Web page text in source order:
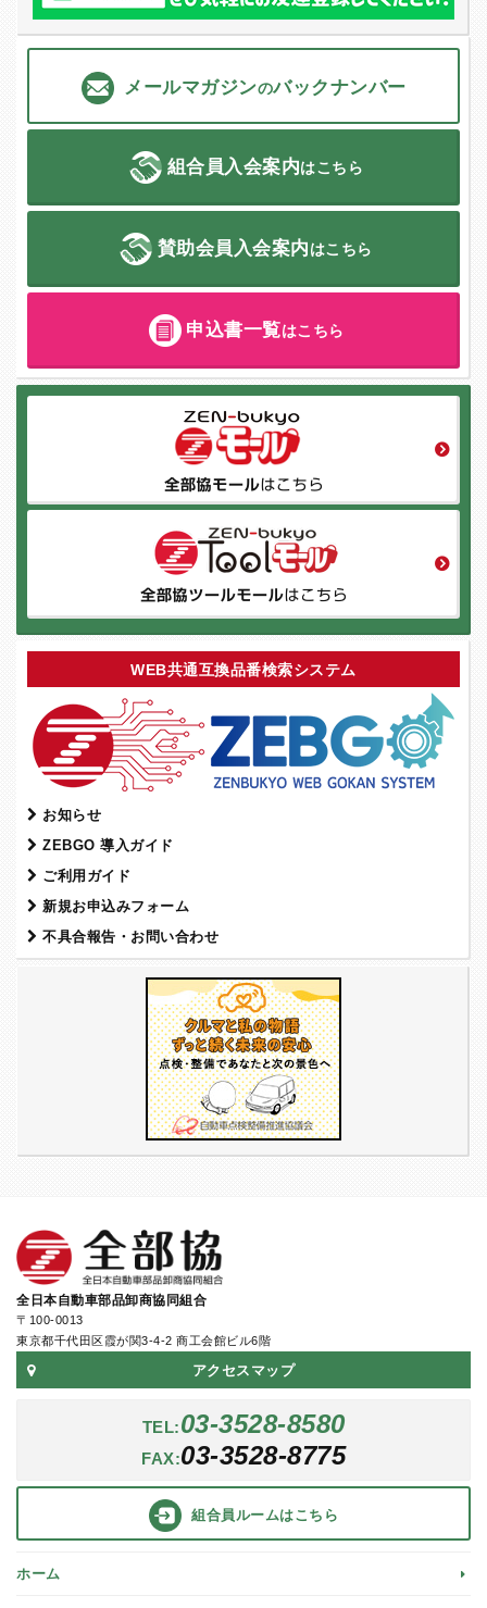
メールマガジンのバックナンバー
組合員入会案内はこちら
賛助会員入会案内はこちら
申込書一覧はこちら
WEB共通互換品番検索システム
お知らせ
ZEBGO 導入ガイド
ご利用ガイド
新規お申込みフォーム
不具合報告・お問い合わせ
全日本自動車部品卸商協同組合
〒100-0013
東京都千代田区霞が関3-4-2 商工会館ビル6階
アクセスマップ
TEL:03-3528-8580
FAX:03-3528-8775
組合員ルームはこちら
ホーム